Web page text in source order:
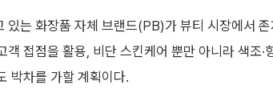
있는 화장품 자체 브랜드(PB)가 뷰티 시장에서
객 접점을 활용, 비단 스킨케어 뿐만 아니라 색조
박차를 가할 계획이다.